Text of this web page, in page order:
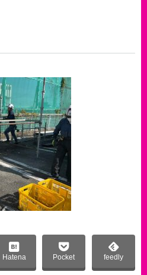
Hatena Pocket feedly